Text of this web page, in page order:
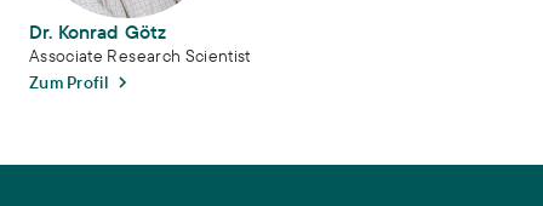
Dr. Konrad Götz
Associate Research Scientist
Zum Profil